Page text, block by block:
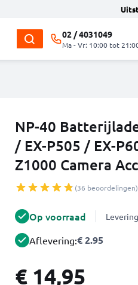
02 / 4031049
Ma - Vr: 10:00 tot
NP-40
/ EX-P505 / EX-
Z1000 Camera
(36 beoordelingen)
Op voorraad
Aflevering:€ 2.95
€ 14,95